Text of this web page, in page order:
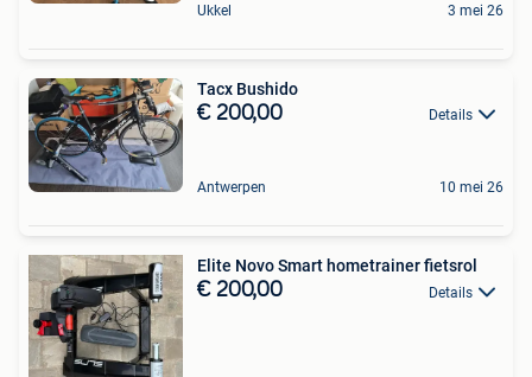
Ukkel 3 mei 26
Tacx Bushido
€ 200,00 Details
Antwerpen 10 mei 26
Elite Novo Smart hometrainer fietsrol
€ 200,00 Details